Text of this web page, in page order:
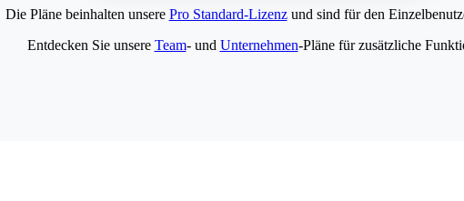
Die Pläne beinhalten unsere Pro Standard-Lizenzund sind für den
Entdecken Sie unsere Team- und Unternehmen-Pläne für zusätzliche